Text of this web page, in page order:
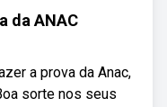
da ANAC
a prova da Anac,
sorte nos seus